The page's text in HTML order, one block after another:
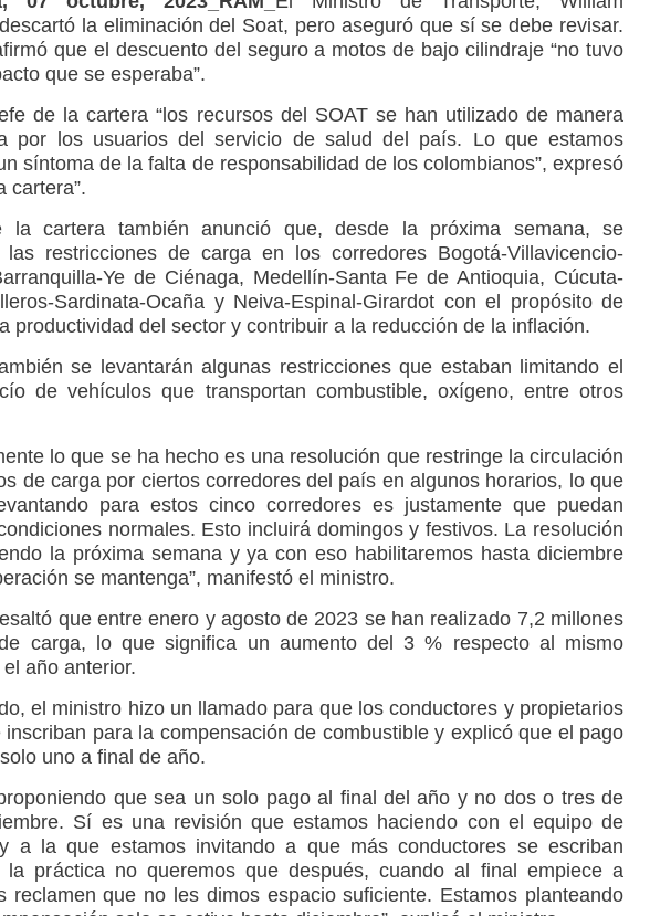
la eliminación del Soat, pero aseguró que sí se debe revisar.
que el descuento del seguro a motos de bajo cilindraje “no tuvo
que se esperaba”.
de la cartera “los recursos del SOAT se han utilizado de manera
por los usuarios del servicio de salud del país. Lo que estamos
síntoma de la falta de responsabilidad de los colombianos”, expresó
cartera”.
la cartera también anunció que, desde la próxima semana, se
las restricciones de carga en los corredores Bogotá-Villavicencio-
Ye de Ciénaga, Medellín-Santa Fe de Antioquia, Cúcuta-
Sardinata-Ocaña y Neiva-Espinal-Girardot con el propósito de
productividad del sector y contribuir a la reducción de la inflación.
se levantarán algunas restricciones que estaban limitando el
de vehículos que transportan combustible, oxígeno, entre otros
lo que se ha hecho es una resolución que restringe la circulación
de carga por ciertos corredores del país en algunos horarios, lo que
para estos cinco corredores es justamente que puedan
normales. Esto incluirá domingos y festivos. La resolución
la próxima semana y ya con eso habilitaremos hasta diciembre
se mantenga”, manifestó el ministro.
que entre enero y agosto de 2023 se han realizado 7,2 millones
carga, lo que significa un aumento del 3 % respecto al mismo
año anterior.
el ministro hizo un llamado para que los conductores y propietarios
inscriban para la compensación de combustible y explicó que el pago
uno a final de año.
que sea un solo pago al final del año y no dos o tres de
Sí es una revisión que estamos haciendo con el equipo de
a la que estamos invitando a que más conductores se escriban
la práctica no queremos que después, cuando al final empiece a
reclamen que no les dimos espacio suficiente. Estamos planteando